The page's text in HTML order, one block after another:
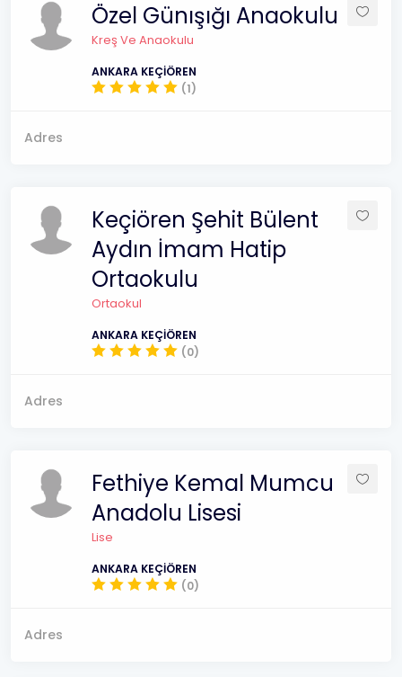
Özel Günışığı Anaokulu
Kreş Ve Anaokulu
ANKARA KEÇİÖREN
(1)
Adres
Keçiören Şehit Bülent
Aydın İmam Hatip
Ortaokulu
Ortaokul
ANKARA KEÇİÖREN
(0)
Adres
Fethiye Kemal Mumcu
Anadolu Lisesi
Lise
ANKARA KEÇİÖREN
(0)
Adres